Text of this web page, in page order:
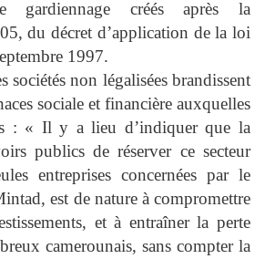
gardiennage créés après la
du décret d’application de la loi
1997.
sociétés non légalisées brandissent
sociale et financière auxquelles
: « Il y a lieu d’indiquer que la
publics de réserver ce secteur
entreprises concernées par le
est de nature à compromettre
et à entraîner la perte
camerounais, sans compter la